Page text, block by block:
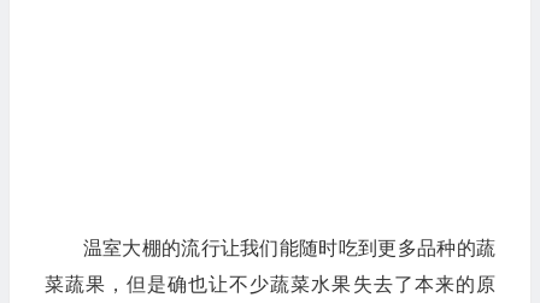
温室大棚的流行让我们能随时吃到更多品种的蔬
菜蔬果，但是确也让不少蔬菜水果失去了本来的原